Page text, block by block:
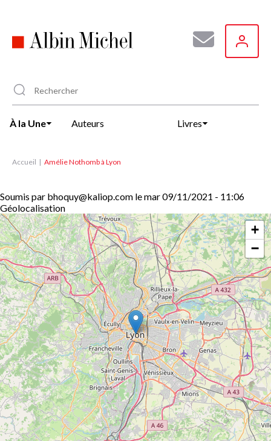
principal
À la Une Auteurs Livres
Accueil Amélie Nothomb à Lyon
Soumis par bhoquy@kaliop.com lemar 09/11/2021 - 11:06
Géolocalisation
+
−